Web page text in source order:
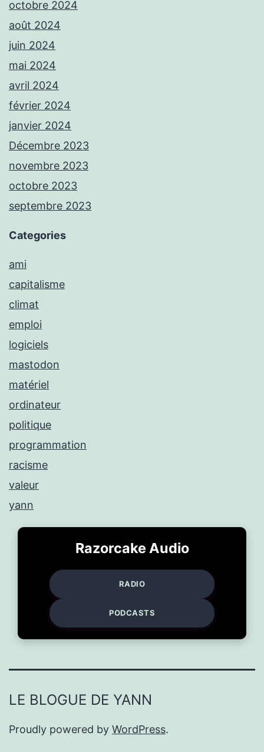
octobre 2024
août 2024
juin 2024
mai 2024
avril 2024
février 2024
janvier 2024
Décembre 2023
novembre 2023
octobre 2023
septembre 2023
Categories
ami
capitalisme
climat
emploi
logiciels
mastodon
matériel
ordinateur
politique
programmation
racisme
valeur
yann
Razorcake Audio
RADIO
PODCASTS
LE BLOGUE DE YANN
Proudly powered by WordPress.